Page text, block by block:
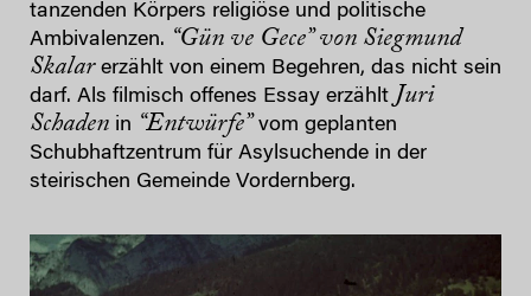
tanzenden Körpers religiöse und politische
Ambivalenzen. “Gün ve Gece” von Siegmund
Skalarerzählt von einem Begehren, das nicht sein
darf. Als filmisch offenes Essay erzählt Juri
Schaden in “Entwürfe” vom geplanten
Schubhaftzentrum für Asylsuchende in der
steirischen Gemeinde Vordernberg.